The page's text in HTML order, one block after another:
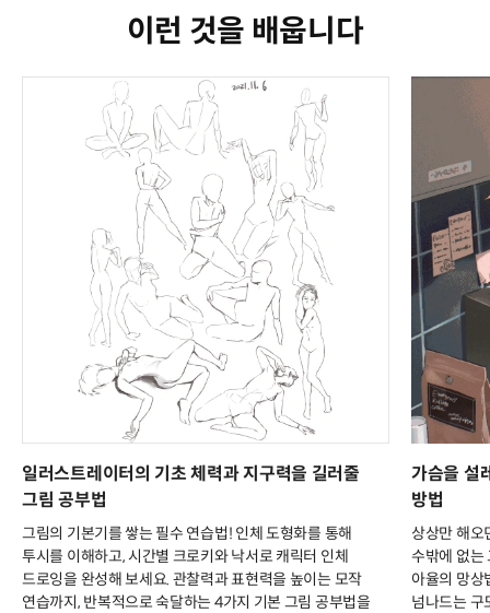
이런 것을 배웁니다
일러스트레이터의 기초 체력과 지구력을 길러줄
그림 공부법
그림의 기본기를 쌓는 필수 연습법! 인체 도형화를 통해
투시를 이해하고, 시간별 크로키와 낙서로 캐릭터 인체
드로잉을 완성해 보세요. 관찰력과 표현력을 높이는 모작
연습까지, 반복적으로 숙달하는 4가지 기본 그림 공부법을
가슴을 설
방법
상상만 해오
수밖에 없는
아율의 망상
넘나드는 구